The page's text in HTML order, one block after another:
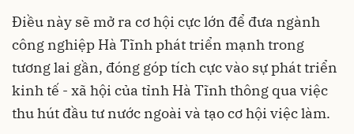
Điều này sẽ mở ra cơ hội cực lớn để đưa ngành
công nghiệp Hà Tĩnh phát triển mạnh trong
tương lai gần, đóng góp tích cực vào sự phát triển
kinh tế - xã hội của tỉnh Hà Tĩnh thông qua việc
thu hút đầu tư nước ngoài và tạo cơ hội việc làm.